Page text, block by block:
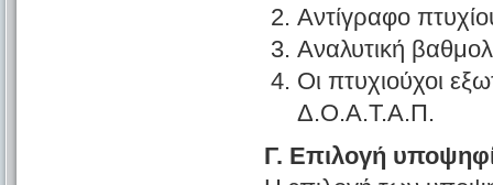
Αντίγραφο
Αναλυτική
Οι πτυχιούχοι
Δ.Ο.Α.Τ.Α.Π.
Γ. Επιλογή